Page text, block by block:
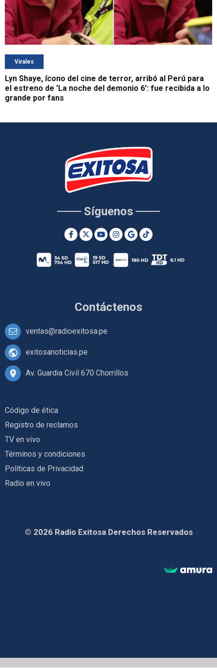
Virales
Lyn Shaye, ícono del cine de terror, arribó al Perú para
el estreno de 'La noche del demonio 6': fue recibida a lo
grande por fans
Contáctenos
ventas@radioexitosa.pe
exitosanoticias.pe
Av. Guardia Civil 670 Chorrillos
Síguenos
Código de ética
Registro de reclamos
TV en vivo
Términos y condiciones
Políticas de Privacidad
Radio en vivo
© 2026 Radio Exitosa Derechos Reservados